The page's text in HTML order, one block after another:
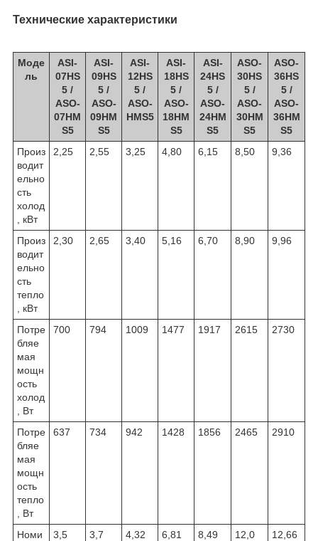
Технические характеристики
Моде
ль
ASI-
07HS
5 /
ASO-
07HM
S5
ASI-
09HS
5 /
ASO-
09HM
S5
ASI-
12HS
5 /
ASO-
HMS5
ASI-
18HS
5 /
ASO-
18HM
S5
ASI-
24HS
5 /
ASO-
24HM
S5
ASO-
30HS
5 /
ASO-
30HM
S5
ASO-
36HS
5 /
ASO-
36HM
S5
Произ
водит
ельно
сть
холод
, кВт
2,25 2,55 3,25 4,80 6,15 8,50 9,36
Произ
водит
ельно
сть
тепло
, кВт
2,30 2,65 3,40 5,16 6,70 8,90 9,96
Потре
бляе
мая
мощн
ость
холод
, Вт
700 794 1009 1477 1917 2615 2730
Потре
бляе
мая
мощн
ость
тепло
, Вт
637 734 942 1428 1856 2465 2910
Номи
3,5 3,7 4,32 6,81 8,49 12,0 12,66